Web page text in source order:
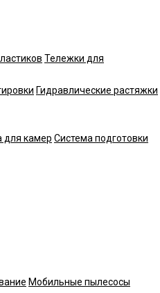
Тележки для
Гидравлические растяжки
для камер Система подготовки
Мобильные пылесосы